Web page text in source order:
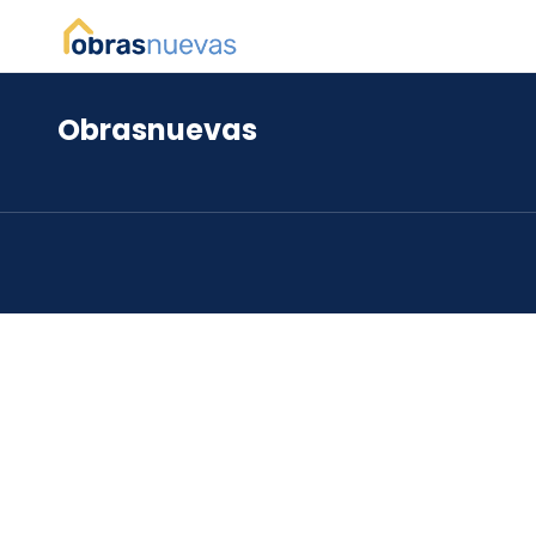
*
Obrasnuevas